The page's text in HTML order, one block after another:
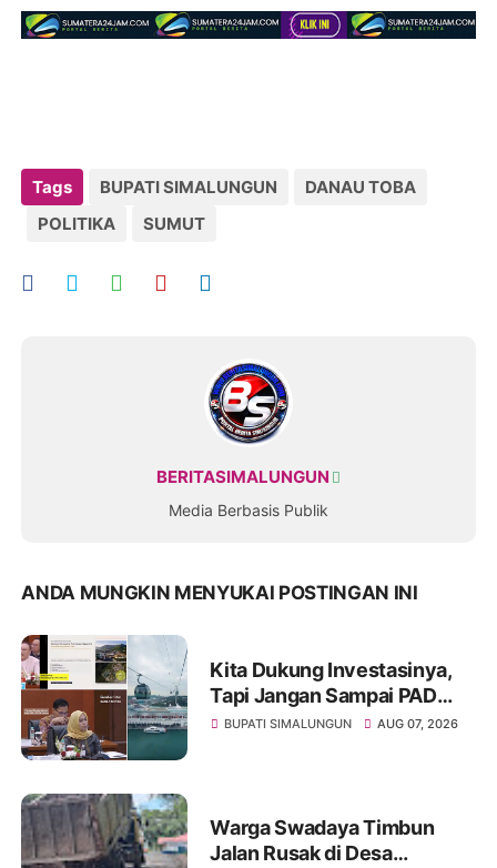
Tags BUPATI SIMALUNGUN
DANAU TOBA
POLITIKA
SUMUT
BERITASIMALUNGUN
Media Berbasis Publik
ANDA MUNGKIN MENYUKAI POSTINGAN INI
Kita Dukung Investasinya,
Tapi Jangan Sampai PAD
Simalungun yang Jadi
BUPATI SIMALUNGUN AUG 07, 2026
Warga Swadaya Timbun
Jalan Rusak di Desa